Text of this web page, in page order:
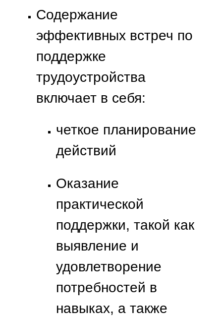
Содержание
эффективных встреч по
поддержке
трудоустройства
включает в себя:
четкое планирование
действий
Оказание
практической
поддержки, такой как
выявление и
удовлетворение
потребностей в
навыках, а также